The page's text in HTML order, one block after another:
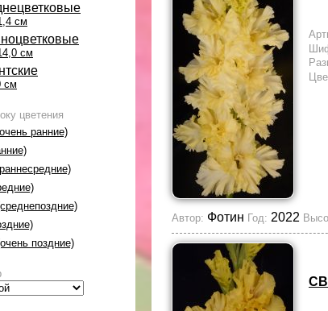
см
см
см
цветения
ранние)
поздние)
Автор: Фотин Год: 2022